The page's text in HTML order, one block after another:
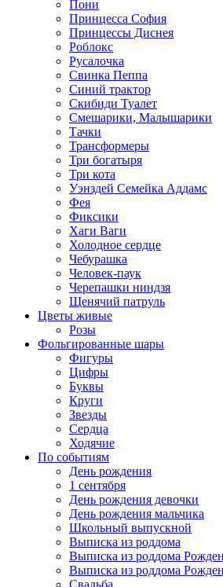
Пони
Принцесса София
Принцессы Диснея
Роблокс
Русалочка
Свинка Пеппа
Синий трактор
Скибиди Туалет
Смешарики, Малышарики
Тачки
Трансформеры
Три богатыря
Три кота
Уэнздей Семейка Аддамс
Фея
Фиксики
Хаги Ваги
Холодное сердце
Чебурашка
Человек-паук
Черепашки ниндзя
Щенячий патруль
Цветы живые
Розы
Фольгированные шары
Фигуры
Цифры
Буквы
Круги
Звезды
Сердца
Ходячие
По событиям
День рождения
1 сентября
День рождения девочки
День рождения мальчика
Школьный выпускной
Выписка из роддома
Выписка из роддома
Выписка из роддома
Свадьба